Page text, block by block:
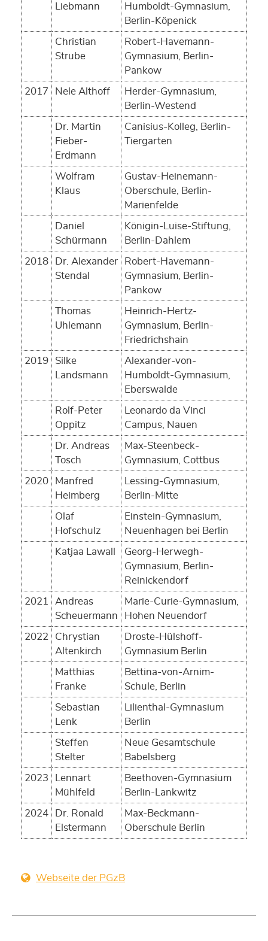
Liebmann
Humboldt-Gymnasium,
Berlin-Köpenick
Christian
Strube
Robert-Havemann-
Gymnasium, Berlin-
Pankow
2017 Nele Althoff
Herder-Gymnasium,
Berlin-Westend
Dr. Martin
Fieber-
Erdmann
Canisius-Kolleg, Berlin-
Tiergarten
Wolfram
Klaus
Gustav-Heinemann-
Oberschule, Berlin-
Marienfelde
Daniel
Schürmann
Königin-Luise-Stiftung,
Berlin-Dahlem
2018
Dr. Alexander
Stendal
Robert-Havemann-
Gymnasium, Berlin-
Pankow
Thomas
Uhlemann
Heinrich-Hertz-
Gymnasium, Berlin-
Friedrichshain
2019
Silke
Landsmann
Alexander-von-
Humboldt-Gymnasium,
Eberswalde
Rolf-Peter
Oppitz
Leonardo da Vinci
Campus, Nauen
Dr. Andreas
Tosch
Max-Steenbeck-
Gymnasium, Cottbus
2020
Manfred
Heimberg
Lessing-Gymnasium,
Berlin-Mitte
Olaf
Hofschulz
Einstein-Gymnasium,
Neuenhagen bei Berlin
Katjaa Lawall
Georg-Herwegh-
Gymnasium, Berlin-
Reinickendorf
2021
Andreas
Scheuermann
Marie-Curie-Gymnasium,
Hohen Neuendorf
2022
Chrystian
Altenkirch
Droste-Hülshoff-
Gymnasium Berlin
Matthias
Franke
Bettina-von-Arnim-
Schule, Berlin
Sebastian
Lenk
Lilienthal-Gymnasium
Berlin
Steffen
Stelter
Neue Gesamtschule
Babelsberg
2023
Lennart
Mühlfeld
Beethoven-Gymnasium
Berlin-Lankwitz
2024
Dr. Ronald
Elstermann
Max-Beckmann-
Oberschule Berlin
Webseite der PGzB